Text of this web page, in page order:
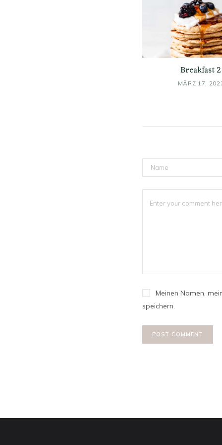
Breakfast 2
MÄRZ 17,
Meinen Namen,
speichern.